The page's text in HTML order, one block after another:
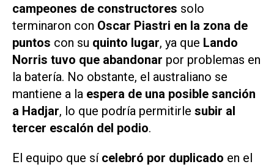
campeones de constructores solo
terminaron con Oscar Piastri en la zona de
puntos con su quinto lugar, ya que Lando
Norris tuvo que abandonar por problemas en
la batería. No obstante, el australiano se
mantiene a la espera de una posible sanción
a Hadjar, lo que podría permitirle subir al
tercer escalón del podio.
El equipo que sí celebró por duplicado en el